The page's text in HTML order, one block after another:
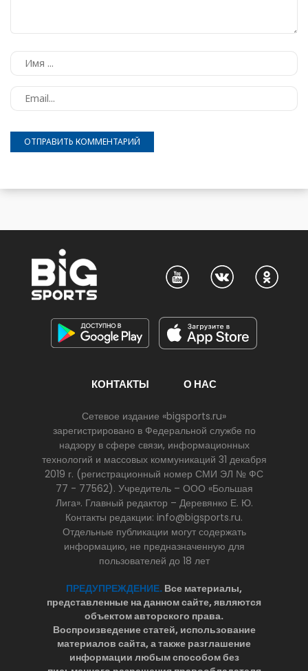
КОНТАКТЫ О НАС
Сетевое издание «bigsports.ru»
зарегистрировано в Федеральной службе по
надзору в сфере связи, информационных
технологий и массовых коммуникаций 31 декабря
2019 г. (регистрационный номер СМИ ЭЛ № ФС
77 - 77562). Учредитель – ООО «Большая
Лига». Главный редактор – Деревянко Е. Ю.
Контакты редакции: info@bigsports.ru.
Отдельные публикации могут содержать
информацию, не предназначенную для
пользователей до 18 лет
ПРЕДУПРЕЖДЕНИЕ. Все материалы,
представленные на данном сайте, являются
объектом авторского права.
Воспроизведение статей, использование
материалов сайта, а также разглашение
информации любым способом без